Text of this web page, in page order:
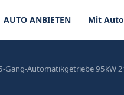
AUTO ANBIETEN Mit
Gang-Automatikgetriebe 95kW